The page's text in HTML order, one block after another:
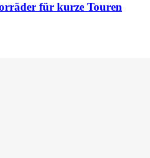
für kurze Touren